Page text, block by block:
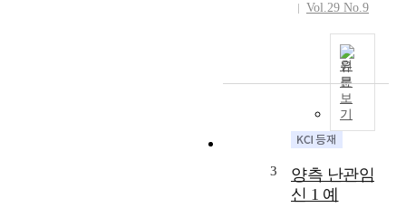
Vol.29 No.9
원
문
보
기
3
양측 난관임
신 1 예